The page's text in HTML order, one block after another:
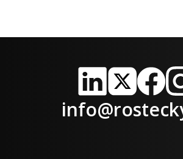
LinkedIn
X Facebook